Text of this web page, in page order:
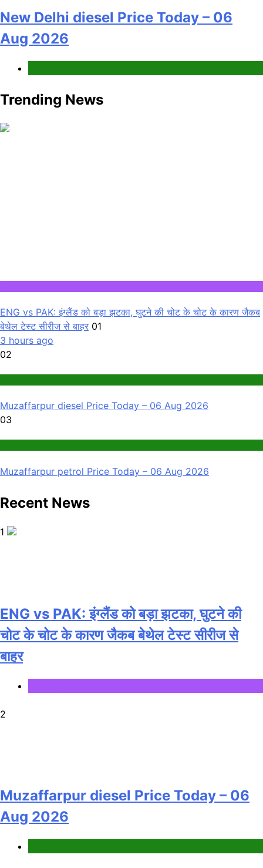
New Delhi diesel Price Today – 06
Aug 2026
Trending News
ENG vs PAK: इंग्लैंड को बड़ा झटका, घुटने की चोट के चोट के कारण जैकब
बेथेल टेस्ट सीरीज से बाहर 01
3 hours ago
02
Muzaffarpur diesel Price Today – 06 Aug 2026
03
Muzaffarpur petrol Price Today – 06 Aug 2026
Recent News
1
ENG vs PAK: इंग्लैंड को बड़ा झटका, घुटने की
चोट के चोट के कारण जैकब बेथेल टेस्ट सीरीज से
बाहर
2
Muzaffarpur diesel Price Today – 06
Aug 2026